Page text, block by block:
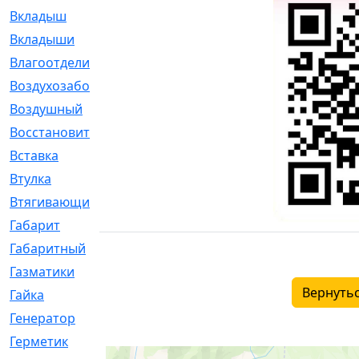
Вкладыш
Вкладыши
Влагоотделитель
Воздухозаборник
Воздушный
Восстановительный
Вставка
Втулка
Втягивающий
Габарит
Габаритный
Газматики
Гайка
Генератор
Герметик
[15]